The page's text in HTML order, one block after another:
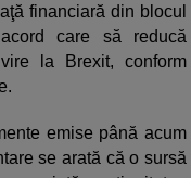
financiară din blocul
care să reducă
la Brexit, conform
emise până acum
se arată că o sursă